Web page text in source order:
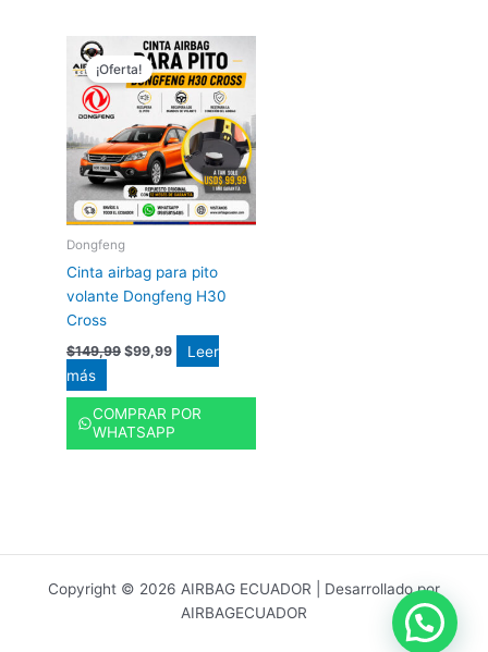
¡Oferta!
Dongfeng
Cinta airbag para pito
volante Dongfeng H30
Cross
$149,99
precio
original
era:
$149,99.
$99,99
El
precio
actual
es:
$99,99.
Leer
más
COMPRAR POR
WHATSAPP
Copyright © 2026 AIRBAG ECUADOR | Desarrollado por
AIRBAGECUADOR